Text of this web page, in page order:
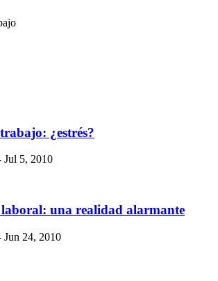
¿estrés?
Jul 5, 2010
una realidad alarmante
Jun 24, 2010